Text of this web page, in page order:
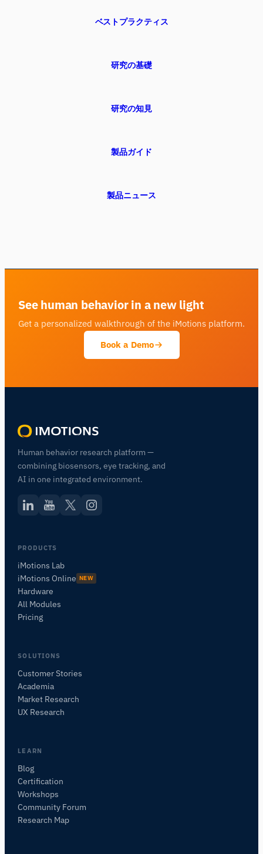
ベストプラクティス
研究の基礎
研究の知見
製品ガイド
製品ニュース
See human behavior in a new light
Get a personalized walkthrough of the iMotions platform.
Book a Demo
Human behavior research platform —
combining biosensors, eye tracking, and
AI in one integrated environment.
PRODUCTS
iMotions Lab
iMotions Online NEW
Hardware
All Modules
Pricing
SOLUTIONS
Customer Stories
Academia
Market Research
UX Research
LEARN
Blog
Certification
Workshops
Community Forum
Research Map
研究方法、製品、センサー、SDK、リソースに
この記事について質問
この記事を要約
これをどう応用できますか？